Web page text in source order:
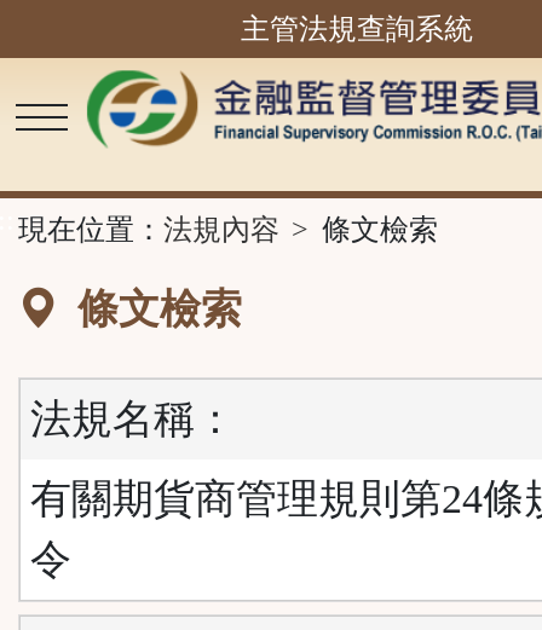
內
容
主管法規查詢系統
現在位置： 法規內容 條文檢索
條文檢索
法規名稱：
有關期貨商管理規則第24條
令